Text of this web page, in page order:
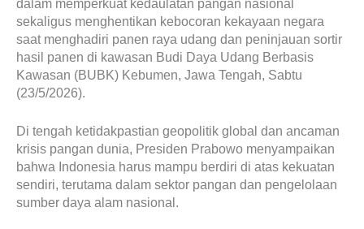
dalam memperkuat kedaulatan pangan nasional
sekaligus menghentikan kebocoran kekayaan negara
saat menghadiri panen raya udang dan peninjauan sortir
hasil panen di kawasan Budi Daya Udang Berbasis
Kawasan (BUBK) Kebumen, Jawa Tengah, Sabtu
(23/5/2026).
Di tengah ketidakpastian geopolitik global dan ancaman
krisis pangan dunia, Presiden Prabowo menyampaikan
bahwa Indonesia harus mampu berdiri di atas kekuatan
sendiri, terutama dalam sektor pangan dan pengelolaan
sumber daya alam nasional.